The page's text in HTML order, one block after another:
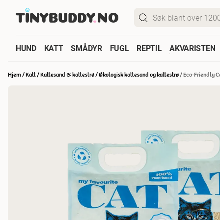
HUND KATT SMÅDYR FUGL REPTIL AKVARISTEN
Hjem /Katt/Kattesand & kattestrø/Økologisk kattesand og kattestrø/Eco-Friendly